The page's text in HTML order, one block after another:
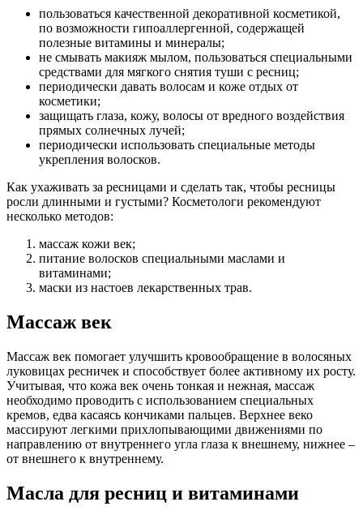
пользоваться качественной декоративной косметикой,
по возможности гипоаллергенной, содержащей
полезные витамины и минералы;
не смывать макияж мылом, пользоваться специальными
средствами для мягкого снятия туши с ресниц;
периодически давать волосам и коже отдых от
косметики;
защищать глаза, кожу, волосы от вредного воздействия
прямых солнечных лучей;
периодически использовать специальные методы
укрепления волосков.
Как ухаживать за ресницами и сделать так, чтобы ресницы
росли длинными и густыми? Косметологи рекомендуют
несколько методов:
массаж кожи век;
питание волосков специальными маслами и
витаминами;
маски из настоев лекарственных трав.
Массаж век
Массаж век помогает улучшить кровообращение в волосяных
луковицах ресничек и способствует более активному их росту.
Учитывая, что кожа век очень тонкая и нежная, массаж
необходимо проводить с использованием специальных
кремов, едва касаясь кончиками пальцев. Верхнее веко
массируют легкими прихлопывающими движениями по
направлению от внутреннего угла глаза к внешнему, нижнее –
от внешнего к внутреннему.
Масла для ресниц и витаминами